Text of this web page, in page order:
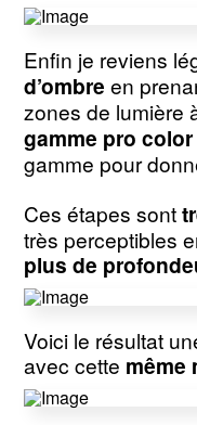
Enfin je reviens
d’ombre en
zones de lumière
gamme pro color
gamme pour
Ces étapes sont
très perceptibles
plus de
Voici le résultat
avec cette même